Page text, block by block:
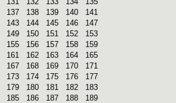
137 138 139 140
141
143 144 145 146
147
149 150 151 152
153
155 156 157 158
159
161 162 163 164
165
167 168 169 170
171
173 174 175 176
177
179 180 181 182
183
185 186 187 188
189